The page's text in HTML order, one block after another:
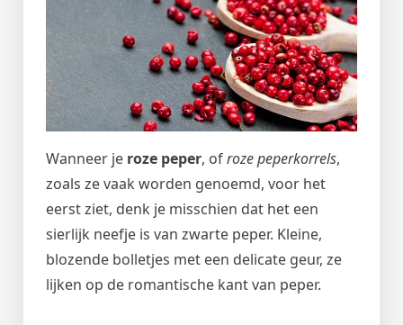
Wanneer je roze peper, ofroze peperkorrels,
zoals ze vaak worden genoemd, voor het
eerst ziet, denk je misschien dat het een
sierlijk neefje is van zwarte peper. Kleine,
blozende bolletjes met een delicate geur, ze
lijken op de romantische kant van peper.